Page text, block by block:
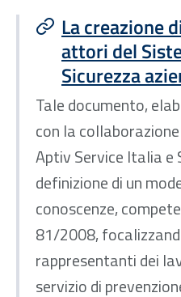
La creazione
attori del
Sicurezza
Tale documento,
con la
Aptiv Service Italia
definizione di un
conoscenze,
81/2008,
rappresentanti dei
servizio di